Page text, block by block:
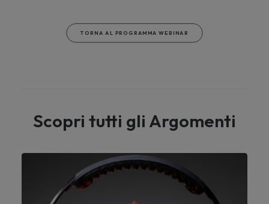
TORNA AL PROGRAMMA WEBINAR
Scopri tutti gli Argomenti